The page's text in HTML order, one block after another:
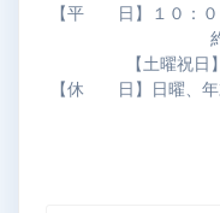
【平 日】１０：０
【土曜祝
【休 日】日曜、年